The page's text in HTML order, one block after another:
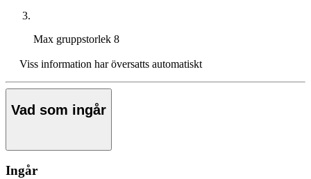
Max gruppstorlek 8
Viss information har översatts automatiskt
Vad som ingår
Ingår